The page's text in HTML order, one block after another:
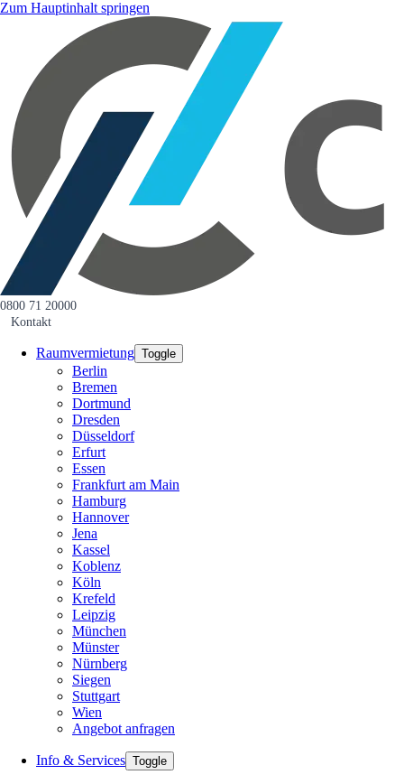
Zum Hauptinhalt springen
0800 71 20000
Kontakt
Raumvermietung Toggle
Berlin
Bremen
Dortmund
Dresden
Düsseldorf
Erfurt
Essen
Frankfurt am Main
Hamburg
Hannover
Jena
Kassel
Koblenz
Köln
Krefeld
Leipzig
München
Münster
Nürnberg
Siegen
Stuttgart
Wien
Angebot anfragen
Info & Services Toggle